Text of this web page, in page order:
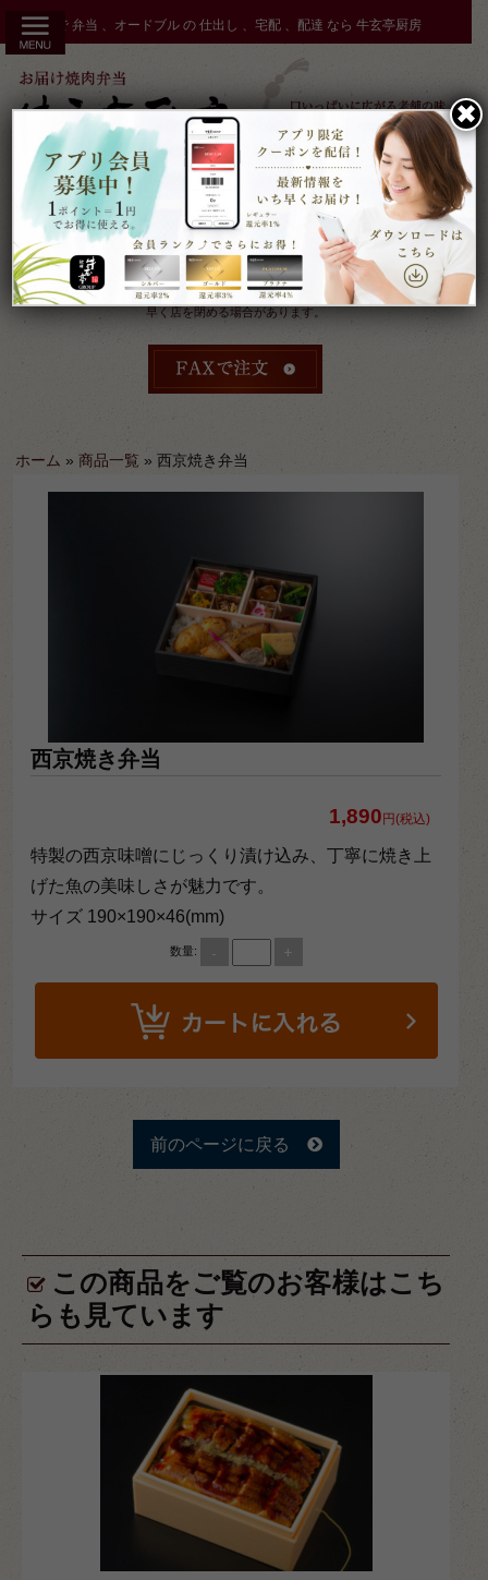
ツ
秋田市 で 弁当 、オードブル の 仕出し 、宅配 、配達 なら 牛玄亭厨房
受付：9時～17時 締切：前日15時まで
定休：元日 その他不定休
ケータリングやその他のご予約により
早く店を閉める場合があります。
ホーム » 商品一覧 » 西京焼き弁当
西京焼き弁当
1,890 円(税込)
特製の西京味噌にじっくり漬け込み、丁寧に焼き上
げた魚の美味しさが魅力です。
サイズ 190×190×46(mm)
数量: - +
前のページに戻る
この商品をご覧のお客様はこち
らも見ています
✖︎